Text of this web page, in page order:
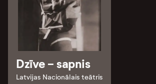
Dzīve - sapnis
Latvijas Nacionālais teātris